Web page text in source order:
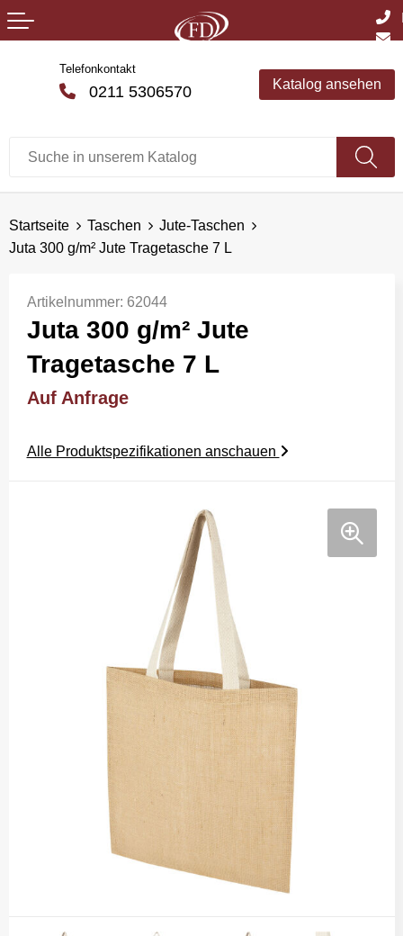
Telefonkontakt
0211 5306570 Katalog ansehen
Startseite Taschen
Jute-Taschen
Juta 300 g/m² Jute Tragetasche 7 L
Artikelnummer: 62044
Juta 300 g/m² Jute
Tragetasche 7 L
Auf Anfrage
Alle Produktspezifikationen anschauen